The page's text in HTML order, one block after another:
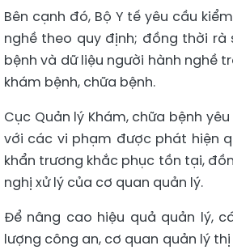
Bên cạnh đó, Bộ Y tế yêu cầu
nghề theo quy định; đồng thời
bệnh và dữ liệu người hành nghề
khám bệnh, chữa bệnh.
Cục Quản lý Khám, chữa bệnh
với các vi phạm được phát hiện
khẩn trương khắc phục tồn tại,
nghị xử lý của cơ quan quản lý.
Để nâng cao hiệu quả quản lý,
lượng công an, cơ quan quản lý